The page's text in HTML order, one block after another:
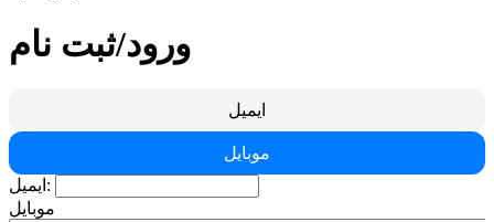
ورود/ثبت نام
ایمیل
موبایل
ایمیل:
موبایل